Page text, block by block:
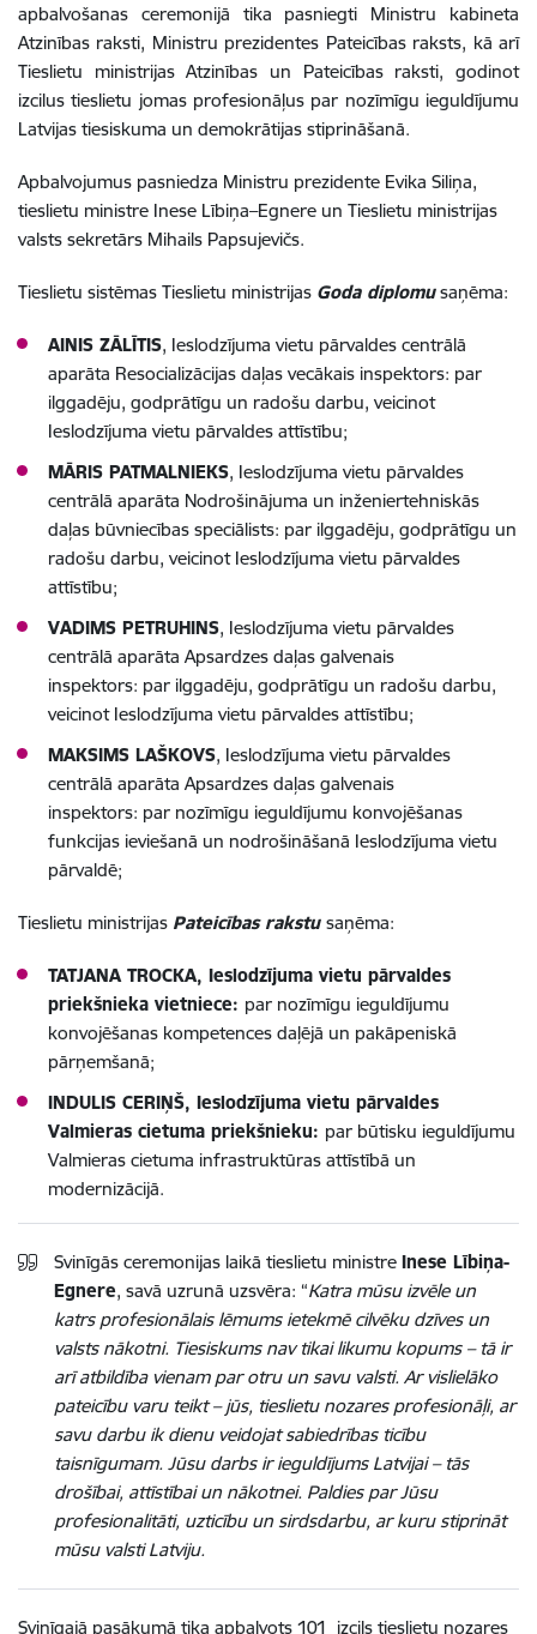
apbalvošanas ceremonijā tika pasniegti Ministru kabineta
Atzinības raksti, Ministru prezidentes Pateicības raksts, kā arī
Tieslietu ministrijas Atzinības un Pateicības raksti, godinot
izcilus tieslietu jomas profesionāļus par nozīmīgu ieguldījumu
Latvijas tiesiskuma un demokrātijas stiprināšanā.
Apbalvojumus pasniedza Ministru prezidente Evika Siliņa,
tieslietu ministre Inese Lībiņa–Egnere un Tieslietu ministrijas
valsts sekretārs Mihails Papsujevičs.
Tieslietu sistēmas Tieslietu ministrijas Goda diplomusaņēma:
AINIS ZĀLĪTIS, Ieslodzījuma vietu pārvaldes centrālā
aparāta Resocializācijas daļas vecākais inspektors: par
ilggadēju, godprātīgu un radošu darbu, veicinot
Ieslodzījuma vietu pārvaldes attīstību;
MĀRIS PATMALNIEKS, Ieslodzījuma vietu pārvaldes
centrālā aparāta Nodrošinājuma un inženiertehniskās
daļas būvniecības speciālists: par ilggadēju, godprātīgu un
radošu darbu, veicinot Ieslodzījuma vietu pārvaldes
attīstību;
VADIMS PETRUHINS, Ieslodzījuma vietu pārvaldes
centrālā aparāta Apsardzes daļas galvenais
inspektors: par ilggadēju, godprātīgu un radošu darbu,
veicinot Ieslodzījuma vietu pārvaldes attīstību;
MAKSIMS LAŠKOVS, Ieslodzījuma vietu pārvaldes
centrālā aparāta Apsardzes daļas galvenais
inspektors: par nozīmīgu ieguldījumu konvojēšanas
funkcijas ieviešanā un nodrošināšanā Ieslodzījuma vietu
pārvaldē;
Tieslietu ministrijas Pateicības rakstu saņēma:
TATJANA TROCKA, Ieslodzījuma vietu pārvaldes
priekšnieka vietniece: par nozīmīgu ieguldījumu
konvojēšanas kompetences daļējā un pakāpeniskā
pārņemšanā;
INDULIS CERIŅŠ, Ieslodzījuma vietu pārvaldes
Valmieras cietuma priekšnieku: par būtisku ieguldījumu
Valmieras cietuma infrastruktūras attīstībā un
modernizācijā.
Svinīgās ceremonijas laikā tieslietu ministre Inese Lībiņa-
Egnere, savā uzrunā uzsvēra: “Katra mūsu izvēle un
katrs profesionālais lēmums ietekmē cilvēku dzīves un
valsts nākotni. Tiesiskums nav tikai likumu kopums – tā ir
arī atbildība vienam par otru un savu valsti. Ar vislielāko
pateicību varu teikt – jūs, tieslietu nozares profesionāļi, ar
savu darbu ik dienu veidojat sabiedrības ticību
taisnīgumam. Jūsu darbs ir ieguldījums Latvijai – tās
drošībai, attīstībai un nākotnei. Paldies par Jūsu
profesionalitāti, uzticību un sirdsdarbu, ar kuru stiprināt
mūsu valsti Latviju.
Svinīgajā pasākumā tika apbalvots 101 izcils tieslietu nozares